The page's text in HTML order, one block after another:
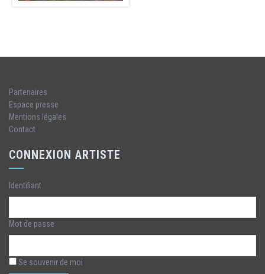
Partenaires
Espace presse
Mentions légales
Contact
CONNEXION ARTISTE
Identifiant
Mot de passe
Se souvenir de moi